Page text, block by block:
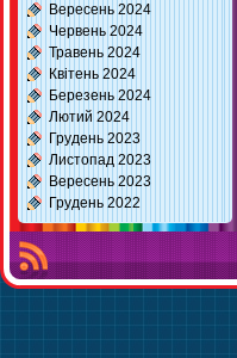
Вересень 2024
Червень 2024
Травень 2024
Квітень 2024
Березень 2024
Лютий 2024
Грудень 2023
Листопад 2023
Вересень 2023
Грудень 2022